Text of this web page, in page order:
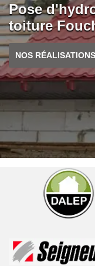
Pose
toiture
NOS RÉALISATIONS